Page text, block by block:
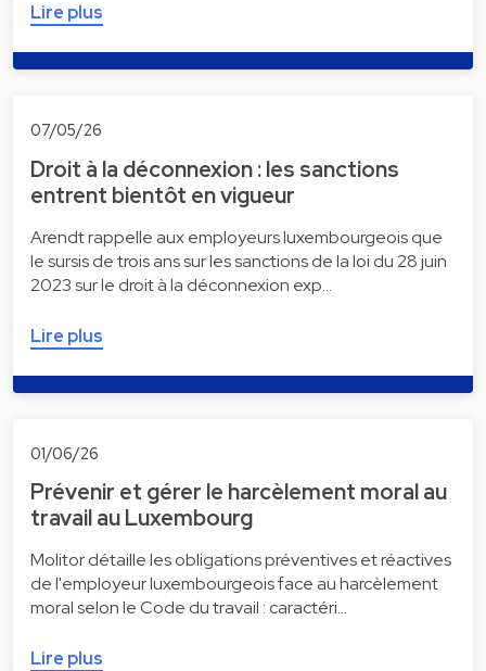
Lire plus
07/05/26
Droit à la déconnexion : les sanctions
entrent bientôt en vigueur
Arendt rappelle aux employeurs luxembourgeois que
le sursis de trois ans sur les sanctions de la loi du 28 juin
2023 sur le droit à la déconnexion exp…
Lire plus
01/06/26
Prévenir et gérer le harcèlement moral au
travail au Luxembourg
Molitor détaille les obligations préventives et réactives
de l'employeur luxembourgeois face au harcèlement
moral selon le Code du travail : caractéri…
Lire plus